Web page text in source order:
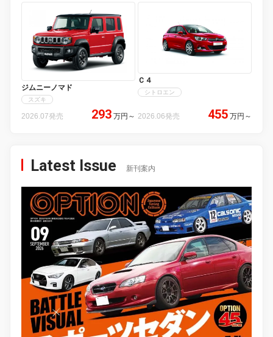
ジムニーノマド
スズキ
2026.07発売 293 万円 ～
Ｃ４
シトロエン
2026.06発売 455 万円 ～
Latest Issue 新刊案内